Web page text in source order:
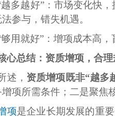
越多越好”：市场变化快
参与，错失机遇。
用就好”：增项成本高
心总结：资质增项，合
述， 资质增项既非“越多
项所需条件；二是聚焦
项是企业长期发展的重